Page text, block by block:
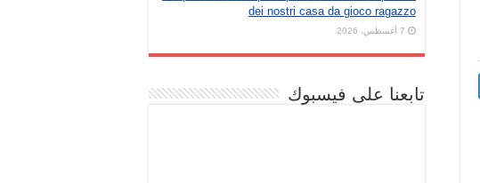
dei nostri casa da gioco ragazzo
7 أغسطس، 2026
تابعنا على فيسبوك